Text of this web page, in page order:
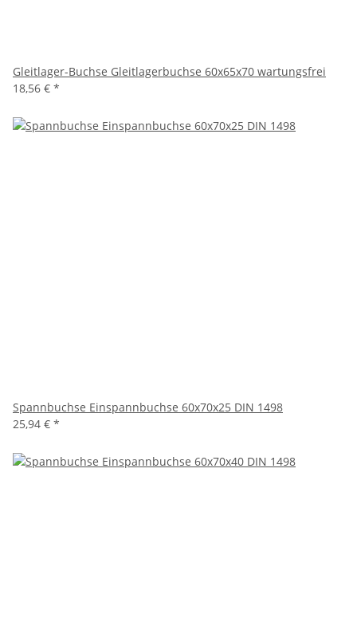
Gleitlager-Buchse Gleitlagerbuchse 60x65x70 wartungsfrei
18,56 € *
Spannbuchse Einspannbuchse 60x70x25 DIN 1498
25,94 € *